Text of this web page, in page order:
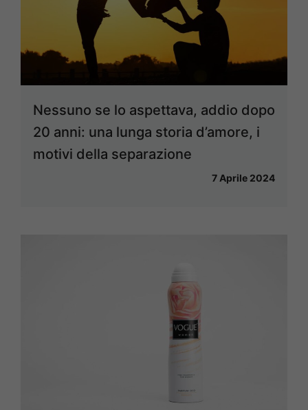
Nessuno se lo aspettava, addio dopo
20 anni: una lunga storia d’amore, i
motivi della separazione
7 Aprile 2024